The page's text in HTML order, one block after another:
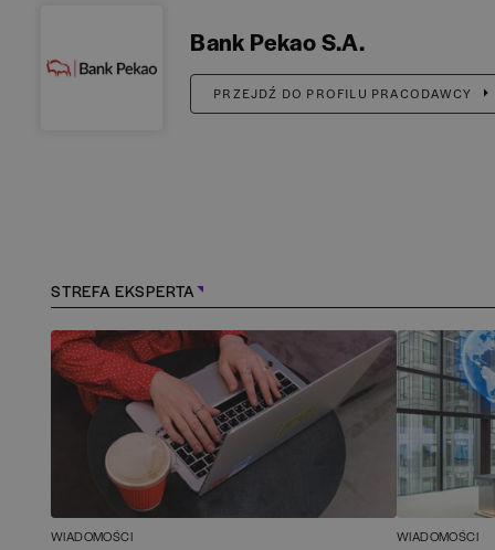
Bank Pekao S.A.
PRZEJDŹ DO PROFILU PRACODAWCY
STREFA EKSPERTA
WIADOMOŚCI WIADOMOŚCI